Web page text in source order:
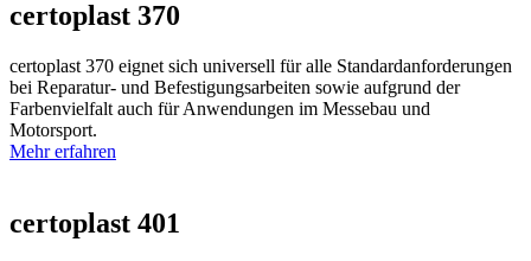
certoplast 370
certoplast 370 eignet sich universell für alle Standardanforderungen
bei Reparatur- und Befestigungsarbeiten sowie aufgrund der
Farbenvielfalt auch für Anwendungen im Messebau und
Motorsport.
Mehr erfahren
certoplast 401